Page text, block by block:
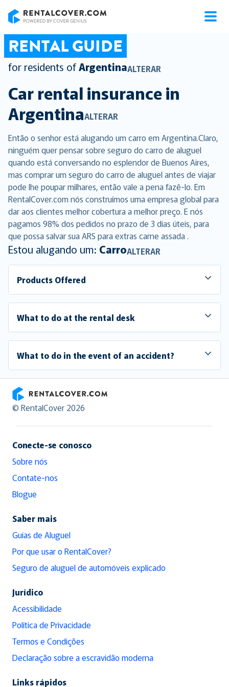
RENTAL GUIDE
for residents ofArgentinaALTERAR
Car rental insurance in
ArgentinaALTERAR
Então o senhor está alugando um carro em Argentina.Claro,
ninguém quer pensar sobre seguro do carro de aluguel
quando está conversando no esplendor de Buenos Aires,
mas comprar um seguro do carro de aluguel antes de viajar
pode lhe poupar milhares, então vale a pena fazê-lo. Em
RentalCover.com nós construímos uma empresa global para
dar aos clientes melhor cobertura a melhor preço. E nós
pagamos 98% dos pedidos no prazo de 3 dias úteis, para
que possa salvar sua ARS para extras carne assada .
Estou alugando um: CarroALTERAR
Products Offered
What to do at the rental desk
What to do in the event of an accident?
RentalCover
© RentalCover 2026
Conecte-se conosco
Sobre nós
Contate-nos
Blogue
Saber mais
Guias de Aluguel
Por que usar o RentalCover?
Seguro de aluguel de automóveis explicado
Jurídico
Acessibilidade
Política de Privacidade
Termos e Condições
Declaração sobre a escravidão moderna
Links rápidos